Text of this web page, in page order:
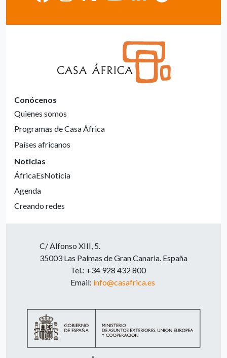
Conócenos
Quienes somos
Programas de Casa África
Países africanos
Noticias
ÁfricaEsNoticia
Agenda
Creando redes
C/ Alfonso XIII, 5.
35003 Las Palmas de Gran Canaria. España
Tel.: +34 928 432 800
Email: info@casafrica.es